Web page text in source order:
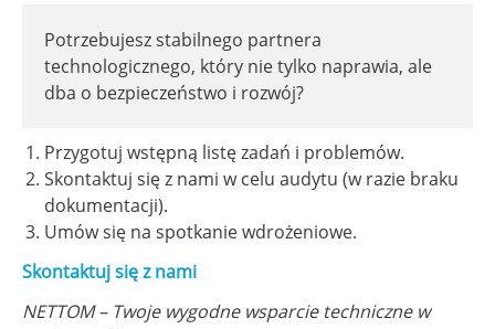
Potrzebujesz stabilnego partnera
technologicznego, który nie tylko naprawia, ale
dba o bezpieczeństwo i rozwój?
Przygotuj wstępną listę zadań i problemów.
Skontaktuj się z nami w celu audytu (w razie braku
dokumentacji).
Umów się na spotkanie wdrożeniowe.
Skontaktuj się z nami
NETTOM – Twoje wygodne wsparcie techniczne w